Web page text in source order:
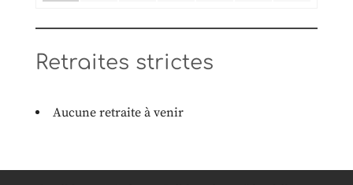
Retraites strictes
Aucune retraite à venir